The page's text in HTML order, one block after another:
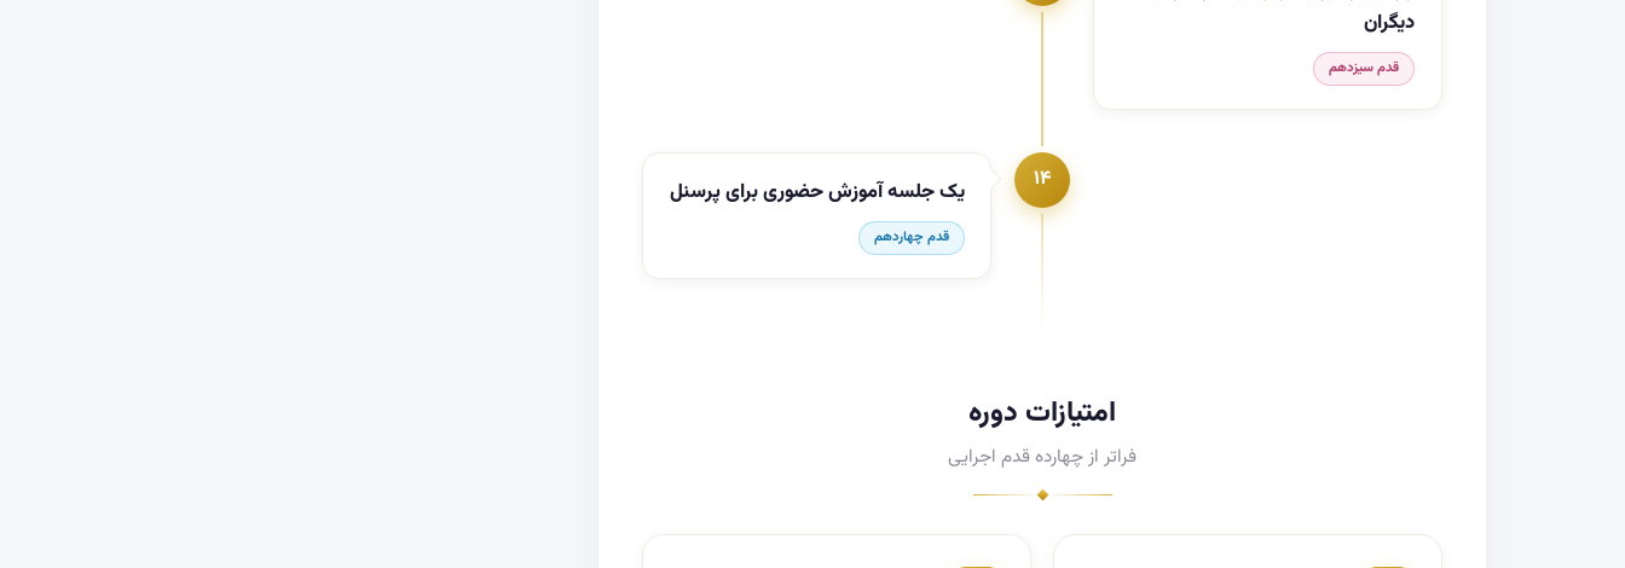
دیگران
قدم سیزدهم
۱۴ یک جلسه آموزش حضوری برای پرسنل
قدم چهاردهم
امتیازات دوره
فراتر از چهارده قدم اجرایی